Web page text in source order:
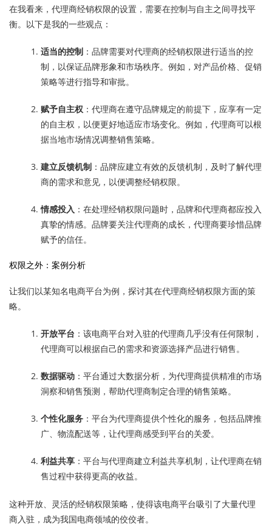
在我看来，代理商经销权限的设置，需要在控制与自主之间寻找平
衡。以下是我的一些观点：
适当的控制 ：品牌需要对代理商的经销权限进行适当的控
制，以保证品牌形象和市场秩序。例如，对产品价格、促销
策略等进行指导和审批。
赋予自主权 ：代理商在遵守品牌规定的前提下，应享有一定
的自主权，以便更好地适应市场变化。例如，代理商可以根
据当地市场情况调整销售策略。
建立反馈机制 ：品牌应建立有效的反馈机制，及时了解代理
商的需求和意见，以便调整经销权限。
情感投入 ：在处理经销权限问题时，品牌和代理商都应投入
真挚的情感。品牌要关注代理商的成长，代理商要珍惜品牌
赋予的信任。
权限之外：案例分析
让我们以某知名电商平台为例，探讨其在代理商经销权限方面的策
略。
开放平台 ：该电商平台对入驻的代理商几乎没有任何限制，
代理商可以根据自己的需求和资源选择产品进行销售。
数据驱动 ：平台通过大数据分析，为代理商提供精准的市场
洞察和销售预测，帮助代理商制定合理的销售策略。
个性化服务 ：平台为代理商提供个性化的服务，包括品牌推
广、物流配送等，让代理商感受到平台的关爱。
利益共享 ：平台与代理商建立利益共享机制，让代理商在销
售过程中获得更高的收益。
这种开放、灵活的经销权限策略，使得该电商平台吸引了大量代理
商入驻，成为我国电商领域的佼佼者。